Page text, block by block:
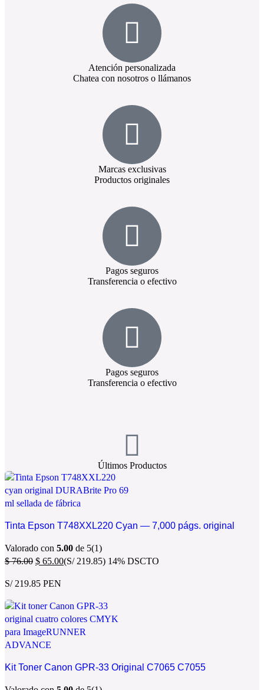
Atención personalizada
Chatea con nosotros o llámanos
Marcas exclusivas
Productos originales
Pagos seguros
Transferencia o efectivo
Pagos seguros
Transferencia o efectivo
Últimos Productos
Tinta Epson T748XXL220 Cyan — 7,000 págs. original
Valorado con 5.00 de 5(1)
$76.00 $ 65.00(S/ 219.85) 14% DSCTO
S/ 219.85 PEN
Kit Toner Canon GPR-33 Original C7065 C7055